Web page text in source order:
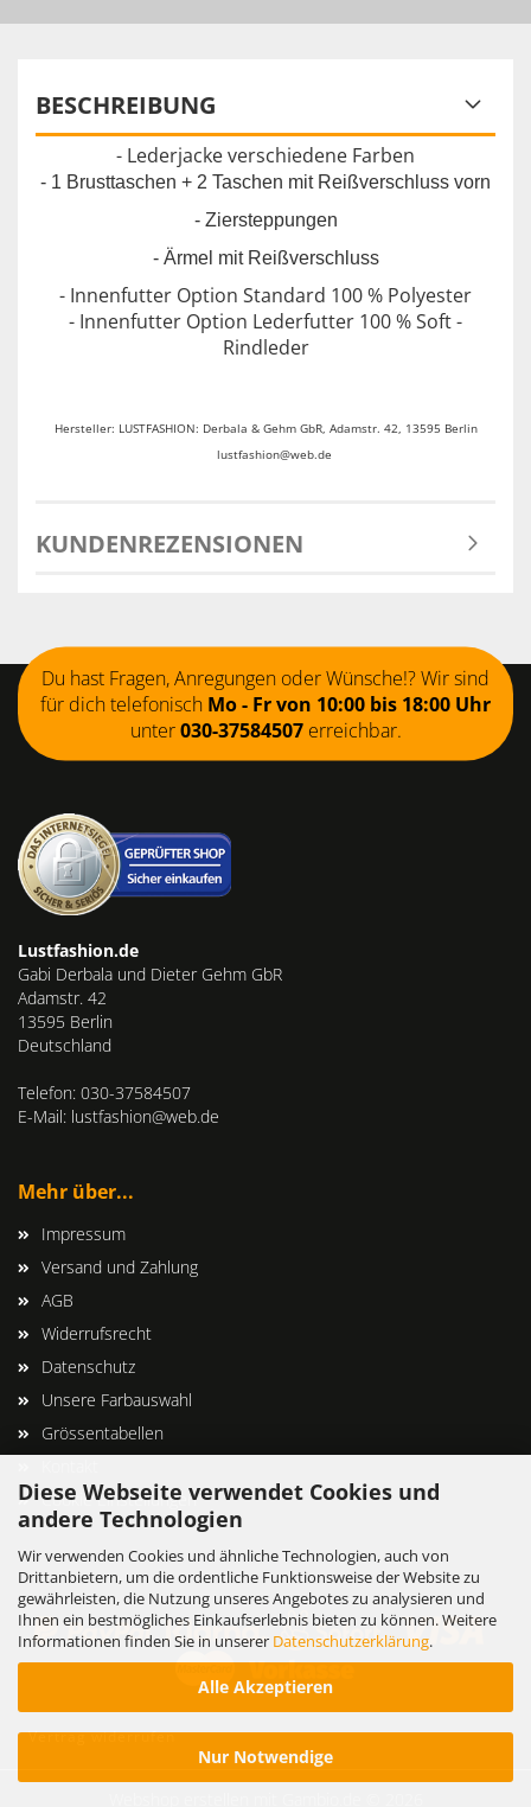
Diese Webseite verwendet Cookies und
andere Technologien
Wir verwenden Cookies und ähnliche Technologien, auch von
Drittanbietern, um die ordentliche Funktionsweise der Website zu
gewährleisten, die Nutzung unseres Angebotes zu analysieren und
Ihnen ein bestmögliches Einkaufserlebnis bieten zu können. Weitere
Informationen finden Sie in unserer Datenschutzerklärung.
Alle Akzeptieren
Nur Notwendige
BESCHREIBUNG
- Lederjacke verschiedene Farben
- 1 Brusttaschen + 2 Taschen mit Reißverschluss vorn
- Ziersteppungen
- Ärmel mit Reißverschluss
- Innenfutter Option Standard 100 % Polyester
- Innenfutter Option Lederfutter 100 % Soft -
Rindleder
Hersteller: LUSTFASHION: Derbala & Gehm GbR, Adamstr. 42, 13595 Berlin
lustfashion@web.de
KUNDENREZENSIONEN
Du hast Fragen, Anregungen oder Wünsche!? Wir sind
für dich telefonisch Mo - Fr von 10:00 bis 18:00 Uhr
unter030-37584507erreichbar.
Lustfashion.de
Gabi Derbala und Dieter Gehm GbR
Adamstr. 42
13595 Berlin
Deutschland
Telefon: 030-37584507
E-Mail: lustfashion@web.de
Mehr über...
Impressum
Versand und Zahlung
AGB
Widerrufsrecht
Datenschutz
Unsere Farbauswahl
Grössentabellen
Cookie Einstellungen
Vertrag widerrufen